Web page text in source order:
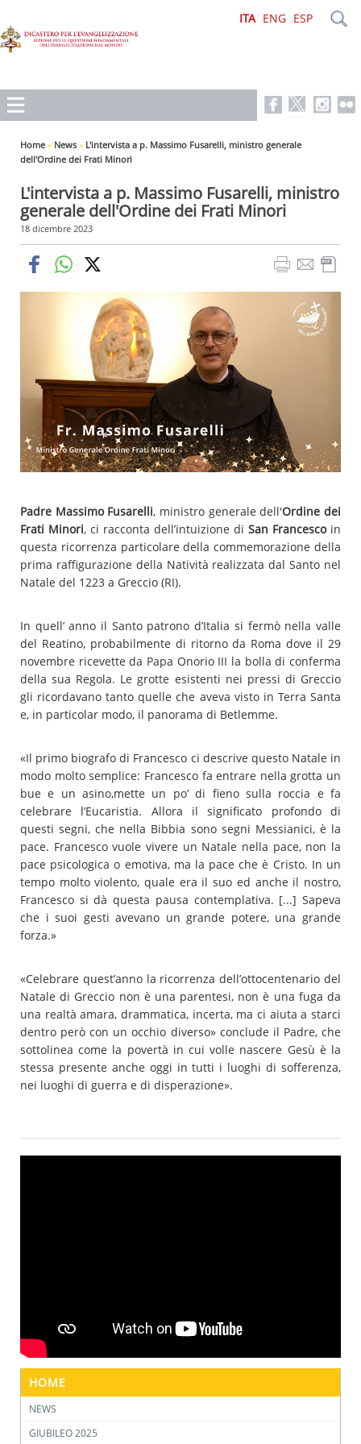
ITA ENG ESP
Home » News » L'intervista a p. Massimo Fusarelli, ministro generale
dell'Ordine dei Frati Minori
L'intervista a p. Massimo Fusarelli, ministro
generale dell'Ordine dei Frati Minori
18 dicembre 2023
Padre Massimo Fusarelli, ministro generale dell'Ordine dei
Frati Minori, ci racconta dell’intuizione di San Francescoin
questa ricorrenza particolare della commemorazione della
prima raffigurazione della Natività realizzata dal Santo nel
Natale del 1223 a Greccio (RI).
In quell’ anno il Santo patrono d’Italia si fermò nella valle
del Reatino, probabilmente di ritorno da Roma dove il 29
novembre ricevette da Papa Onorio III la bolla di conferma
della sua Regola. Le grotte esistenti nei pressi di Greccio
gli ricordavano tanto quelle che aveva visto in Terra Santa
e, in particolar modo, il panorama di Betlemme.
«Il primo biografo di Francesco ci descrive questo Natale in
modo molto semplice: Francesco fa entrare nella grotta un
bue e un asino,mette un po’ di fieno sulla roccia e fa
celebrare l’Eucaristia. Allora il significato profondo di
questi segni, che nella Bibbia sono segni Messianici, è la
pace. Francesco vuole vivere un Natale nella pace, non la
pace psicologica o emotiva, ma la pace che è Cristo. In un
tempo molto violento, quale era il suo ed anche il nostro,
Francesco si dà questa pausa contemplativa. [...] Sapeva
che i suoi gesti avevano un grande potere, una grande
forza.»
«Celebrare quest’anno la ricorrenza dell’ottocentenario del
Natale di Greccio non è una parentesi, non è una fuga da
una realtà amara, drammatica, incerta, ma ci aiuta a starci
dentro però con un occhio diverso» conclude il Padre, che
sottolinea come la povertà in cui volle nascere Gesù è la
stessa presente anche oggi in tutti i luoghi di sofferenza,
nei luoghi di guerra e di disperazione».
HOME
NEWS
GIUBILEO 2025